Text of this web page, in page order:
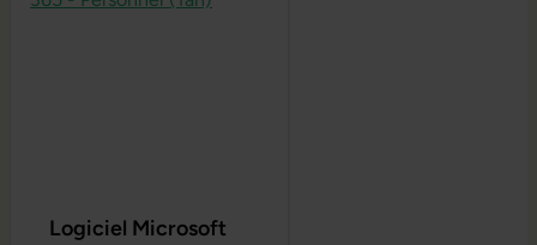
Logiciel Microsoft